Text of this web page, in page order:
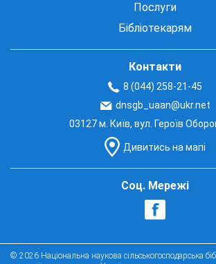
Послуги
Бібліотекарям
Контакти
8 (044) 258-21-45
dnsgb_uaan@ukr.net
03127 м. Київ, вул. Героїв
Дивитись на мапі
Соц. Мережі
© 2026 Національна наукова сільськогосподарська